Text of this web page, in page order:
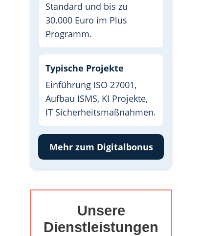
Standard und bis zu
30.000 Euro im Plus
Programm.
Typische Projekte
Einführung ISO 27001,
Aufbau ISMS, KI Projekte,
IT Sicherheitsmaßnahmen.
Mehr zum Digitalbonus
Unsere
Dienstleistungen